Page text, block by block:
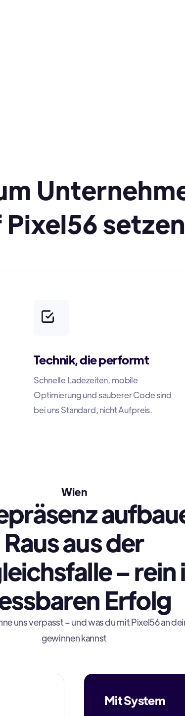
Pixel56
Technik, die performt
Schnelle Ladezeiten, mobile
Optimierung und sauberer Code sind
bei uns Standard, nicht Aufpreis.
Wien
Raus aus der
– rein
Erfolg
uns verpasst – und was du mit Pixel56 an
gewinnen kannst
Mit System